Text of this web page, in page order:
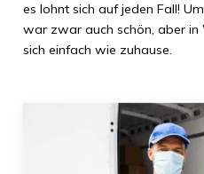
es lohnt sich auf jeden Fall!
war zwar auch schön, aber in
sich einfach wie zuhause.